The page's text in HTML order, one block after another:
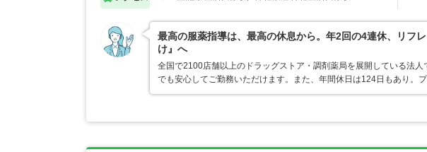
最高の服薬指導は、最高の休息から。年2回の4連休、リフ
け』へ
全国で2100店舗以上のドラッグストア・調剤薬局を展開している法
でも安心してご勤務いただけます。また、年間休日は124日もあり。